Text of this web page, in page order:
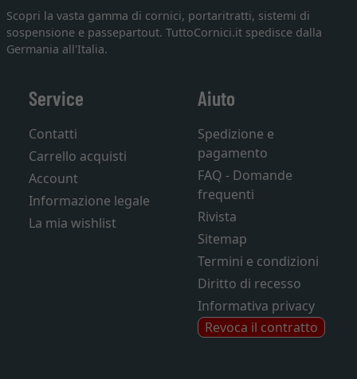
Scopri la vasta gamma di cornici, portaritratti, sistemi di
sospensione e passepartout. TuttoCornici.it spedisce dalla
Germania all'Italia.
Service
Contatti
Carrello acquisti
Account
Informazione legale
La mia wishlist
Aiuto
Spedizione e
pagamento
FAQ - Domande
frequenti
Rivista
Sitemap
Termini e condizioni
Diritto di recesso
Informativa privacy
Revoca il contratto